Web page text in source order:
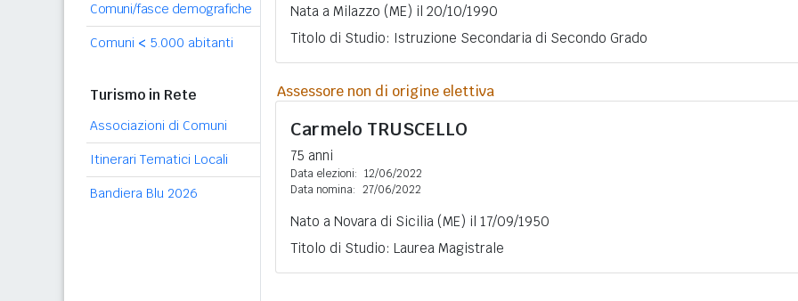
Comuni/fasce demografiche
Comuni < 5.000 abitanti
Turismo in Rete
Associazioni di Comuni
Itinerari Tematici Locali
Bandiera Blu 2026
Nata a Milazzo (ME) il 20/10/1990
Titolo di Studio: Istruzione Secondaria di Secondo Grado
Assessore non di origine elettiva
Carmelo TRUSCELLO
75 anni
Data elezioni: 12/06/2022
Data nomina: 27/06/2022
Nato a Novara di Sicilia (ME) il 17/09/1950
Titolo di Studio: Laurea Magistrale